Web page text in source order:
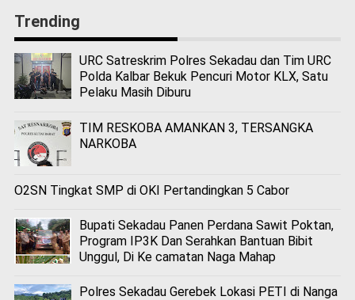
Trending
URC Satreskrim Polres Sekadau dan Tim URC
Polda Kalbar Bekuk Pencuri Motor KLX, Satu
Pelaku Masih Diburu
TIM RESKOBA AMANKAN 3, TERSANGKA
NARKOBA
O2SN Tingkat SMP di OKI Pertandingkan 5 Cabor
Bupati Sekadau Panen Perdana Sawit Poktan,
Program IP3K Dan Serahkan Bantuan Bibit
Unggul, Di Ke camatan Naga Mahap
Polres Sekadau Gerebek Lokasi PETI di Nanga